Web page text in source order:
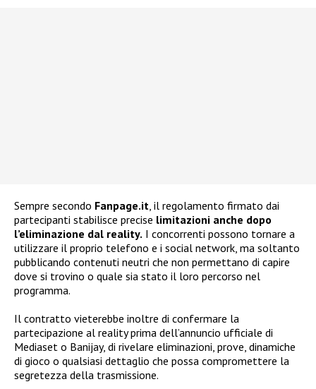
Sempre secondo Fanpage.it, il regolamento firmato dai
partecipanti stabilisce precise limitazioni anche dopo
l’eliminazione dal reality. I concorrenti possono tornare a
utilizzare il proprio telefono e i social network, ma soltanto
pubblicando contenuti neutri che non permettano di capire
dove si trovino o quale sia stato il loro percorso nel
programma.
Il contratto vieterebbe inoltre di confermare la
partecipazione al reality prima dell’annuncio ufficiale di
Mediaset o Banijay, di rivelare eliminazioni, prove, dinamiche
di gioco o qualsiasi dettaglio che possa compromettere la
segretezza della trasmissione.